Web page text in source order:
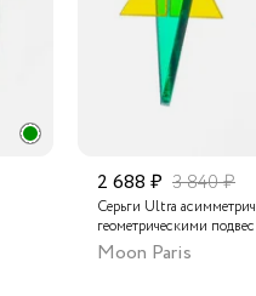
2 688 ₽ 3 840 ₽
Серьги Ultra
геометрическими
Moon Paris